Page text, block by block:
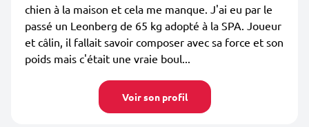
chien à la maison et cela me manque. J'ai eu par le
passé un Leonberg de 65 kg adopté à la SPA. Joueur
et câlin, il fallait savoir composer avec sa force et son
poids mais c'était une vraie boul...
Voir son profil